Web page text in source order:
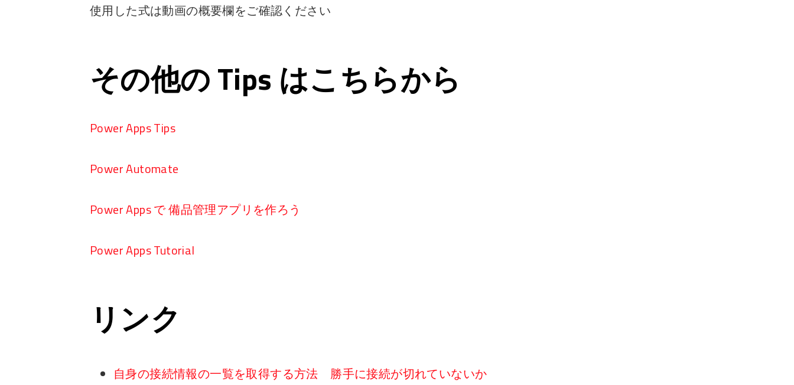
使用した式は動画の概要欄をご確認ください
その他の Tips はこちらから
Power Apps Tips
Power Automate
Power Apps で 備品管理アプリを作ろう
Power Apps Tutorial
リンク
自身の接続情報の一覧を取得する方法 勝手に接続が切れていないか